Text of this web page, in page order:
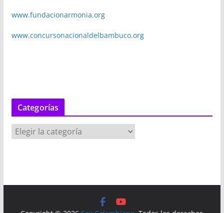
www.fundacionarmonia.org
www.concursonacionaldelbambuco.org
Categorías
a